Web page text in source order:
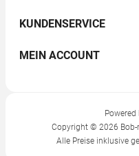
KUNDENSERVICE
MEIN ACCOUNT
Powered
Copyright © 2026 Bob-
Alle Preise inklusive